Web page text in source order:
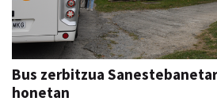
Bus zerbitzua
honetan